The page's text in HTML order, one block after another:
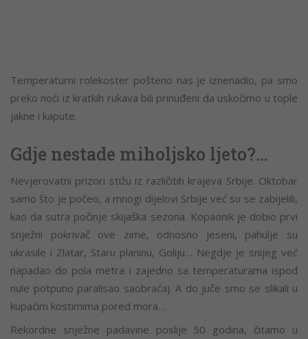
Temperaturni rolekoster pošteno nas je iznenadio, pa smo
preko noći iz kratkih rukava bili prinuđeni da uskočimo u tople
jakne i kapute.
Gdje nestade miholjsko ljeto?…
Nevjerovatni prizori stižu iz različitih krajeva Srbije. Oktobar
samo što je počeo, a mnogi dijelovi Srbije već su se zabijelili,
kao da sutra počinje skijaška sezona. Kopaonik je dobio prvi
snježni pokrivač ove zime, odnosno jeseni, pahulje su
ukrasile i Zlatar, Staru planinu, Goliju… Negdje je snijeg već
napadao do pola metra i zajedno sa temperaturama ispod
nule potpuno paralisao saobraćaj. A do juče smo se slikali u
kupaćim kostimima pored mora…
Rekordne snježne padavine poslije 50 godina, čitamo u